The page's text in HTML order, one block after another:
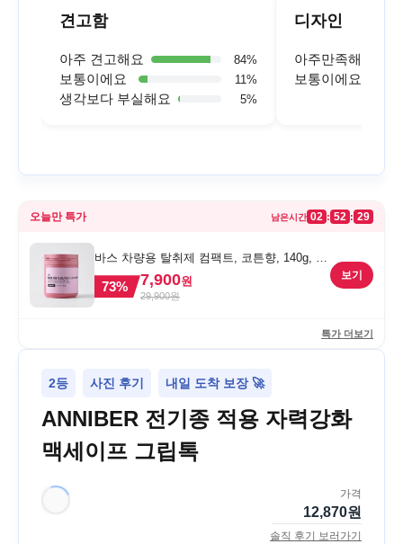
견고함
아주 견고해요 84%
보통이에요 11%
생각보다 부실해요 5%
디자인
아주만족해요
보통이에요
오늘만 특가 남은시간 02 : 52 : 29
바스 차량용 탈취제 컴팩트, 코튼향, 140g, 1
개
73% 7,900원
29,900원
보기
특가 더보기
2등 사진 후기 내일 도착 보장 🚀
ANNIBER 전기종 적용 자력강화
맥세이프 그립톡
가격
12,870원
솔직 후기 보러가기